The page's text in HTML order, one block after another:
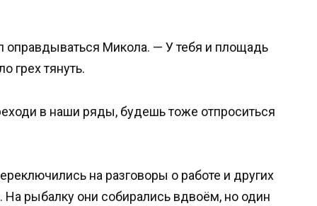
оправдываться Микола. — У тебя и площадь
грех тянуть.
в наши ряды, будешь тоже отпроситься
на разговоры о работе и других
На рыбалку они собирались вдвоём, но один